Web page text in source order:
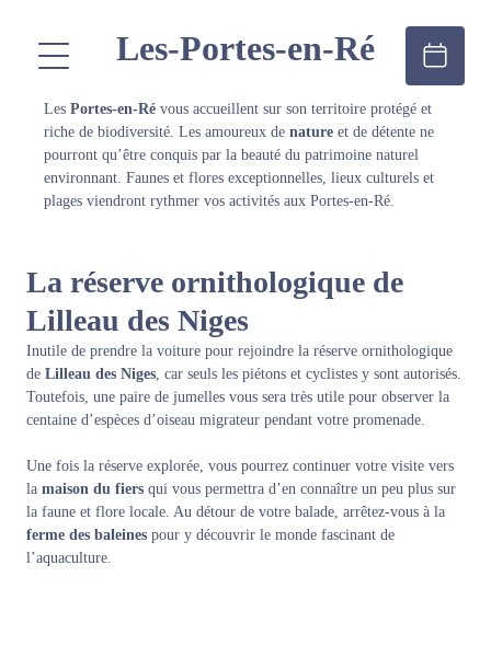
Les-Portes-en-Ré
Les Portes-en-Ré vous accueillent sur son territoire protégé et
riche de biodiversité. Les amoureux de nature et de détente ne
pourront qu’être conquis par la beauté du patrimoine naturel
environnant. Faunes et flores exceptionnelles, lieux culturels et
plages viendront rythmer vos activités aux Portes-en-Ré.
La réserve ornithologique de
Lilleau des Niges
Inutile de prendre la voiture pour rejoindre la réserve ornithologique
de Lilleau des Niges , car seuls les piétons et cyclistes y sont autorisés.
Toutefois, une paire de jumelles vous sera très utile pour observer la
centaine d’espèces d’oiseau migrateur pendant votre promenade.
Une fois la réserve explorée, vous pourrez continuer votre visite vers
la maison du fiers qui vous permettra d’en connaître un peu plus sur
la faune et flore locale. Au détour de votre balade, arrêtez-vous à la
ferme des baleines pour y découvrir le monde fascinant de
l’aquaculture.